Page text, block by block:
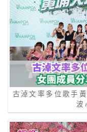
古淖文率多位歌手
波